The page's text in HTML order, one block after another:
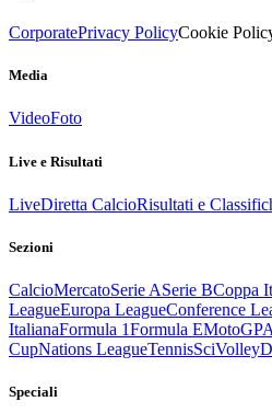
CorporatePrivacy PolicyCookie
Media
VideoFoto
Live e Risultati
LiveDiretta CalcioRisultati e
Sezioni
CalcioMercatoSerie ASerie BCoppa
LeagueEuropa LeagueConference
ItalianaFormula 1Formula EMotoGP
CupNations LeagueTennisSciVolley
Speciali